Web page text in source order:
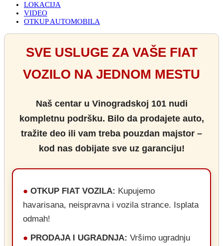
LOKACIJA
VIDEO
OTKUP AUTOMOBILA
SVE USLUGE ZA VAŠE FIAT
VOZILO NA JEDNOM MESTU
Naš centar u Vinogradskoj 101nudi
kompletnu podršku. Bilo da prodajete auto,
tražite deo ili vam treba pouzdan majstor –
kod nas dobijate sve uz garanciju!
● OTKUP FIAT VOZILA: Kupujemo
havarisana, neispravna i vozila strance. Isplata
odmah!
● PRODAJA I UGRADNJA: Vršimo ugradnju